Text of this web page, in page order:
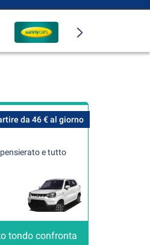
da 46 € al giorno
e tutto
tondo confronta